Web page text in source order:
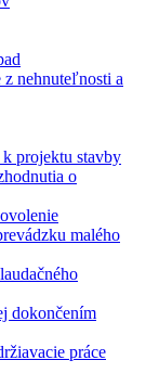
z nehnuteľnosti a
projektu stavby
o
malého
dokončením
práce